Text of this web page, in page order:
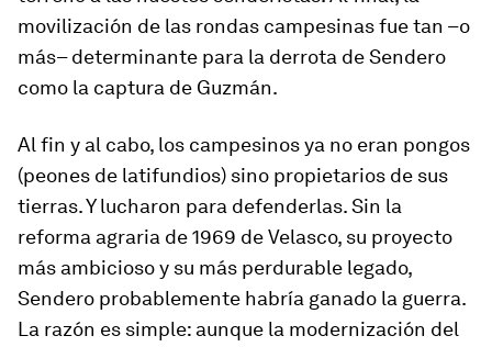
movilización de las rondas campesinas fue tan –o
más– determinante para la derrota de Sendero
como la captura de Guzmán.
Al fin y al cabo, los campesinos ya no eran pongos
(peones de latifundios) sino propietarios de sus
tierras. Y lucharon para defenderlas. Sin la
reforma agraria de 1969 de Velasco, su proyecto
más ambicioso y su más perdurable legado,
Sendero probablemente habría ganado la guerra.
La razón es simple: aunque la modernización del